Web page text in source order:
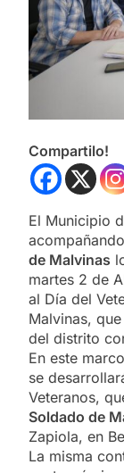
Compartilo!
El Municipio
de Malvinas
martes 2 de
al Día del
Malvinas,
del distrito
En este
se
Veteranos,
Soldado de
Zapiola, en
La misma